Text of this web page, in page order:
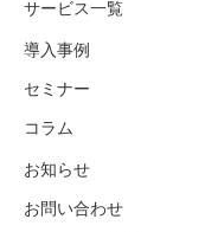
サービス一覧
導入事例
セミナー
コラム
お知らせ
お問い合わせ